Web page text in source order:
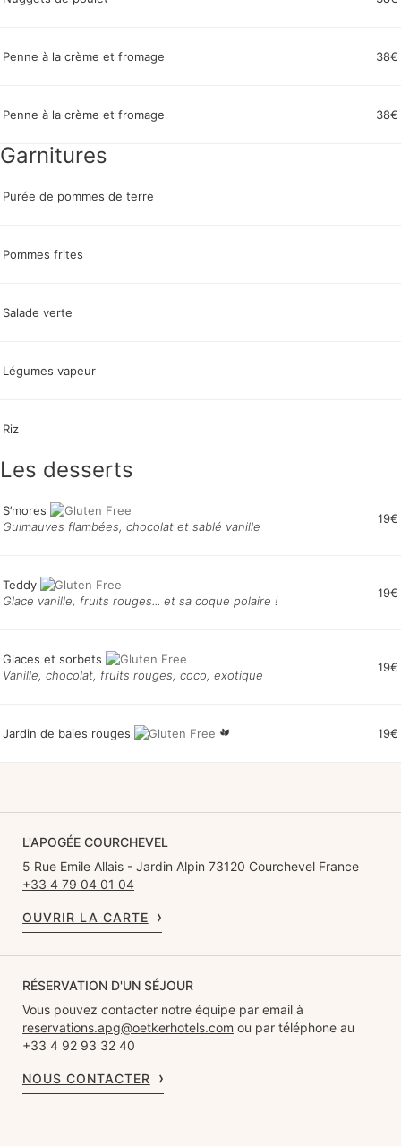
Penne à la crème et fromage 38€
Penne à la crème et fromage 38€
Garnitures
Purée de pommes de terre
Pommes frites
Salade verte
Légumes vapeur
Riz
Les desserts
S’mores
Guimauves flambées, chocolat et sablé vanille
19€
Teddy
Glace vanille, fruits rouges... et sa coque polaire !
19€
Glaces et sorbets
Vanille, chocolat, fruits rouges, coco, exotique
19€
Jardin de baies rouges 19€
L'APOGÉE COURCHEVEL
5 Rue Emile Allais - Jardin Alpin 73120 Courchevel France
+33 4 79 04 01 04
OUVRIR LA CARTE
RÉSERVATION D'UN SÉJOUR
Vous pouvez contacter notre équipe par email à
reservations.apg@oetkerhotels.com ou par téléphone au
+33 4 92 93 32 40
NOUS CONTACTER